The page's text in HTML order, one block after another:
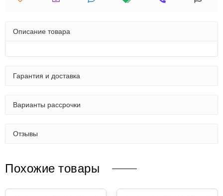
Описание товара
Гарантия и доставка
Варианты рассрочки
Отзывы
Похожие товары